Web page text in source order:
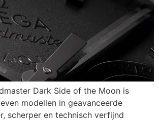
Dark Side of the Moon is
modellen in geavanceerde
scherper en technisch verfijnd